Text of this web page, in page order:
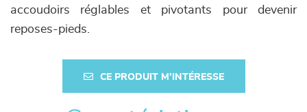
accoudoirs réglables et pivotants pour devenir
reposes-pieds.
CE PRODUIT M'INTÉRESSE